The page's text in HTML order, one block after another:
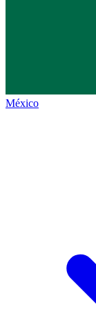
México